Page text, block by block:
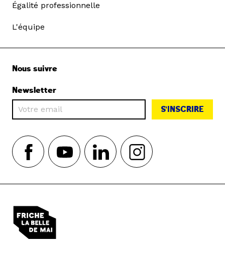
Égalité professionnelle
L'équipe
Nous suivre
Newsletter
S'INSCRIRE